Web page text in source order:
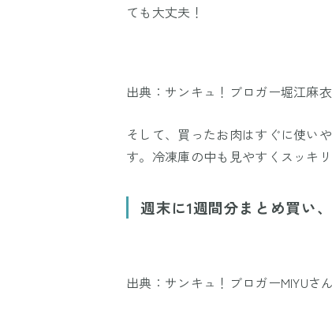
ても大丈夫！
出典：サンキュ！ブロガー堀江麻
そして、買ったお肉はすぐに使い
す。冷凍庫の中も見やすくスッキ
週末に1週間分まとめ買い
出典：サンキュ！ブロガーMIYUさん